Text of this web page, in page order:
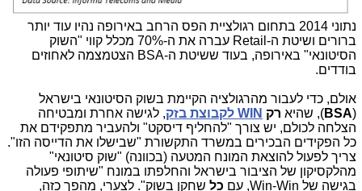
נתוני 2014 בתחום רגולציית הפס הרחב באירופה נהיו עוד יותר
ברורים ושיטת ה-Retail עברה את ה-70% מכלל קווי "השוק
הסיטונאי" באירופה, בעוד ששיטת ה-BSA הצטמצמה לאחוזים
בודדים.
אולם, כדי לעבור מהרגולציה הקיימת בשוק הסיטונאי בישראל
(
BSA), שהיא רק WIN לקבוצת בזק
, לגישה אחרת ומבטיחה
הצלחה לכולם, יש צורך "להחליף דיסקט" ולהעביר מתפקידם את
כל הפקידים הבכירים במשרד התקשורת "שבישלו את הדייסה הזו".
צריך לפעול להוצאת המונח המטעה (בכוונה) "שוק סיטונאי"
מהלקסיקון של הציבור בישראל והחלפתו במונח "שיתופי פעולה
בגישה של Win-Win, עם
כל שחקן בשוק". לצערי, מהפך כזה,